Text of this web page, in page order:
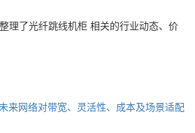
理了光纤跳线机柜 相关的行业动态、价
来网络对带宽、灵活性、成本及场景适配